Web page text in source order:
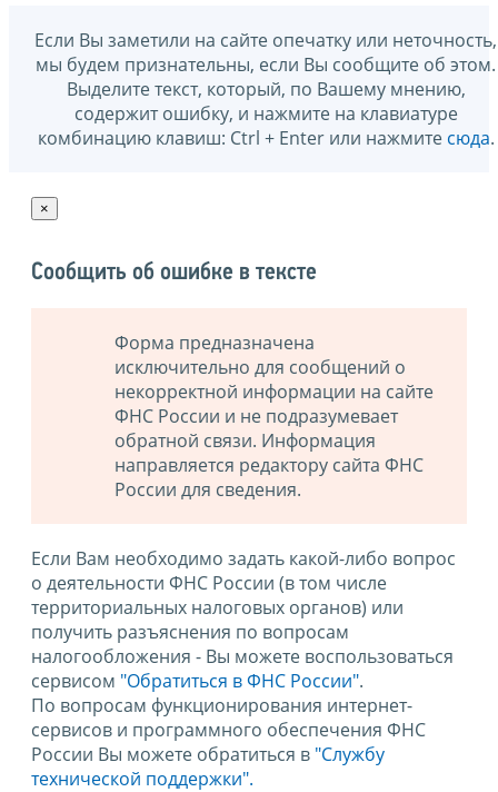
Если Вы заметили на сайте опечатку или неточность,
мы будем признательны, если Вы сообщите об этом.
Выделите текст, который, по Вашему мнению,
содержит ошибку, и нажмите на клавиатуре
комбинацию клавиш: Ctrl + Enter или нажмите сюда.
×
Сообщить об ошибке в тексте
Форма предназначена
исключительно для сообщений о
некорректной информации на сайте
ФНС России и не подразумевает
обратной связи. Информация
направляется редактору сайта ФНС
России для сведения.
Если Вам необходимо задать какой-либо вопрос
о деятельности ФНС России (в том числе
территориальных налоговых органов) или
получить разъяснения по вопросам
налогообложения - Вы можете воспользоваться
сервисом "Обратиться в ФНС России".
По вопросам функционирования интернет-
сервисов и программного обеспечения ФНС
России Вы можете обратиться в "Службу
технической поддержки".